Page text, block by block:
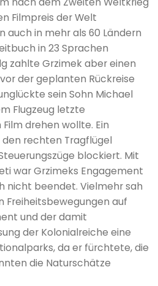
Filmpreis der Welt
auch in mehr als 60 Ländern
in 23 Sprachen
zahlte Grzimek aber einen
der geplanten Rückreise
sein Sohn Michael
Flugzeug letzte
drehen wollte. Ein
rechten Tragflügel
blockiert. Mit
war Grzimeks Engagement
nicht beendet. Vielmehr sah
Freiheitsbewegungen auf
und der damit
der Kolonialreiche eine
da er fürchtete, die
die Naturschätze